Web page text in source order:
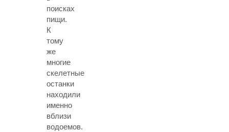
поисках
пищи.
К
тому
же
многие
скелетные
останки
находили
именно
вблизи
водоемов.